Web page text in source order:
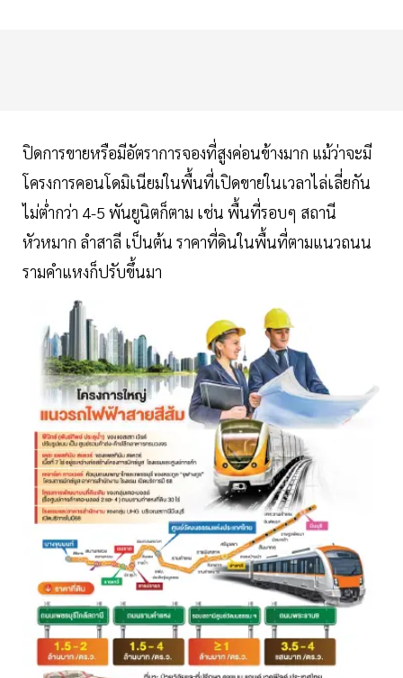
ปิดการขายหรือมีอัตราการจองที่สูงค่อนข้างมาก แม้ว่าจะมี
โครงการคอนโดมิเนียมในพื้นที่เปิดขายในเวลาไล่เลี่ยกัน
ไม่ตํ่ากว่า 4-5 พันยูนิตก็ตาม เช่น พื้นที่รอบๆ สถานี
หัวหมาก ลำสาลี เป็นต้น ราคาที่ดินในพื้นที่ตามแนวถนน
รามคำแหงก็ปรับขึ้นมา